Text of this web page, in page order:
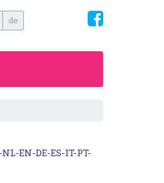
de
EN-DE-ES-IT-PT-